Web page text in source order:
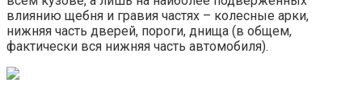
влиянию щебня и гравия частях – колесные арки,
нижняя часть дверей, пороги, днища (в общем,
фактически вся нижняя часть автомобиля).